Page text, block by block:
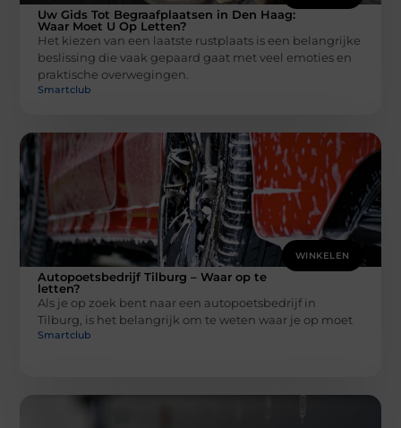
Uw Gids Tot Begraafplaatsen in Den Haag:
Waar Moet U Op Letten?
Het kiezen van een laatste rustplaats is een belangrijke
beslissing die vaak gepaard gaat met veel emoties en
praktische overwegingen.
Smartclub
WINKELEN
Autopoetsbedrijf Tilburg – Waar op te
letten?
Als je op zoek bent naar een autopoetsbedrijf in
Tilburg, is het belangrijk om te weten waar je op moet
Smartclub